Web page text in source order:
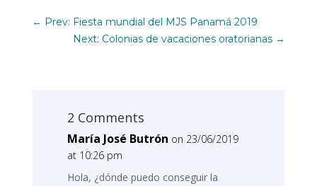
← Prev: Fiesta mundial del MJS Panamá 2019
Next: Colonias de vacaciones oratorianas →
2 Comments
María José Butrón on 23/06/2019
at 10:26 pm
Hola, ¿dónde puedo conseguir la